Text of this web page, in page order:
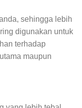
sehingga lebih
digunakan untuk
terhadap
maupun